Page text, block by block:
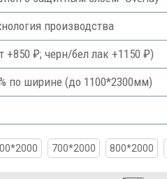
производства
₽; черн/бел лак +1150 ₽)
по ширине (до 1100*2300мм)
700*2000 800*2000